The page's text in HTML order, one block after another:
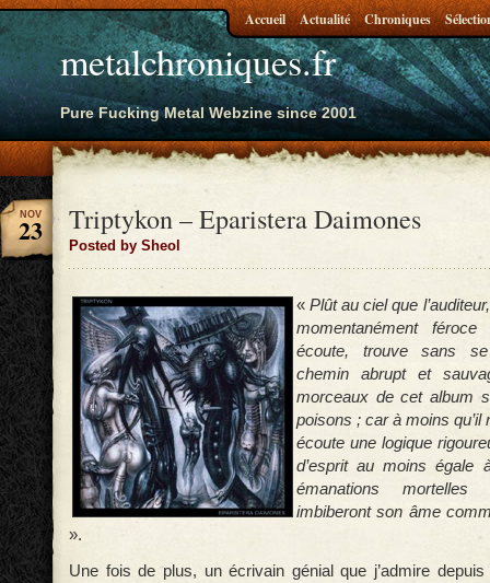
metalchroniques.fr
Pure Fucking Metal Webzine since 2001
Accueil Actualité Chroniques
Triptykon – Eparistera Daimones
Posted by Sheol
NOV
23
« Plût au ciel que
momentanément
écoute, trouve sans
chemin abrupt et
morceaux de cet album
poisons ; car à moins qu’il
écoute une logique
d’esprit au moins égale
émanations
imbiberont son âme
».
Une fois de plus, un écrivain génial que j’admire